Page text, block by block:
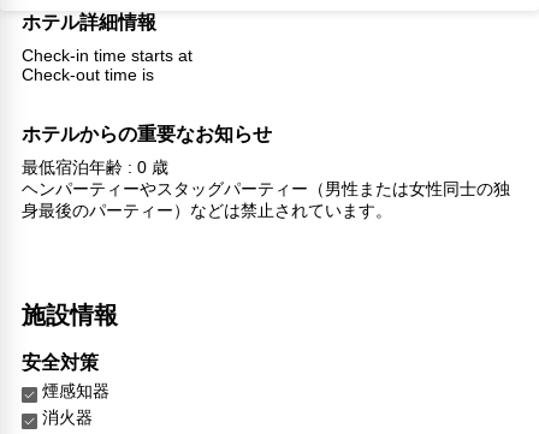
ホテル詳細情報
Check-in time starts at
Check-out time is
ホテルからの重要なお知らせ
最低宿泊年齢 : 0 歳
ヘンパーティーやスタッグパーティー（男性または女性同士の独
身最後のパーティー）などは禁止されています。
施設情報
安全対策
煙感知器
消火器